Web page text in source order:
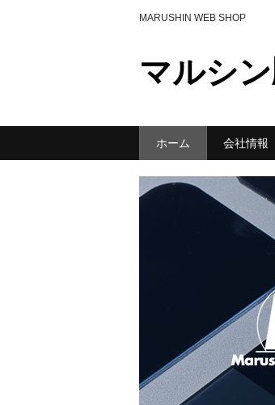
MARUSHIN WEB SHOP
マルシ
ホーム 会社情報